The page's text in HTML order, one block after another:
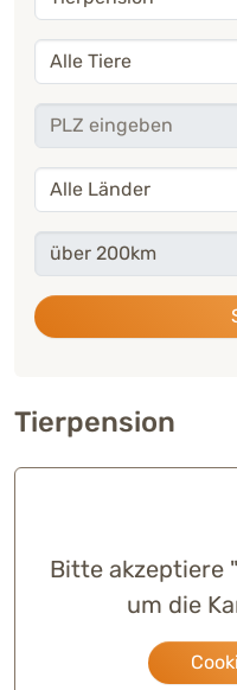
Tier
PLZ eingeben
Land
Umkreis
Tierpension
Bitte akzeptiere
um die